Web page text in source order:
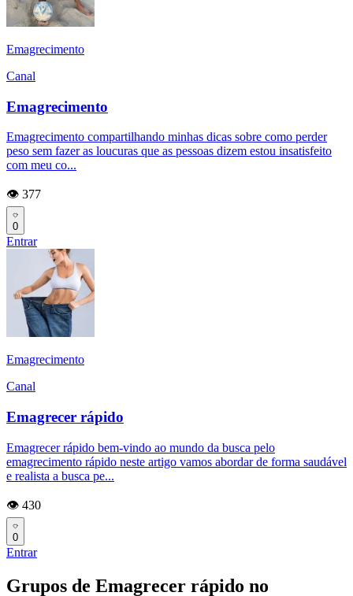
Emagrecimento
Canal
Emagrecimento
Emagrecimento compartilhando minhas dicas sobre como perder
peso sem fazer as loucuras que as pessoas dizem estou insatisfeito
com meu co...
👁️ 377
0
Entrar
Emagrecimento
Canal
Emagrecer rápido
Emagrecer rápido bem-vindo ao mundo da busca pelo
emagrecimento rápido neste artigo vamos abordar de forma saudável
e realista a busca pe...
👁️ 430
0
Entrar
Grupos de Emagrecer rápido no